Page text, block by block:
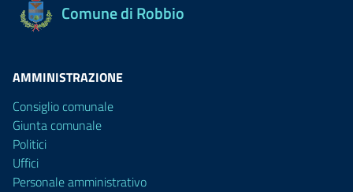
Comune di Robbio
AMMINISTRAZIONE
Consiglio comunale
Giunta comunale
Politici
Uffici
Personale amministrativo